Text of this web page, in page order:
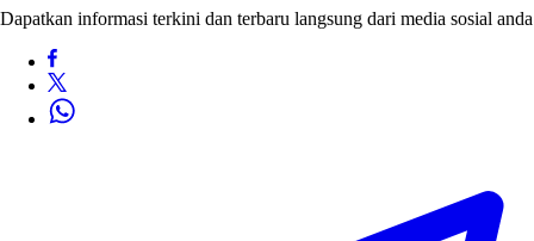
Dapatkan informasi terkini dan terbaru langsung dari media sosial anda